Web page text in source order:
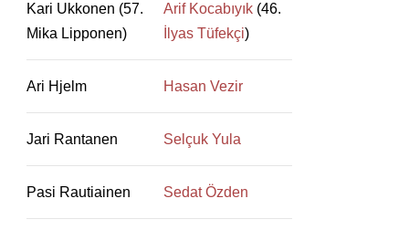
Kari Ukkonen (57.
Mika Lipponen)
Arif Kocabıyık (46.
İlyas Tüfekçi)
Ari Hjelm Hasan Vezir
Jari Rantanen Selçuk Yula
Pasi Rautiainen Sedat Özden